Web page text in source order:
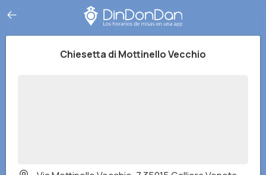
Chiesetta di Mottinello Vecchio